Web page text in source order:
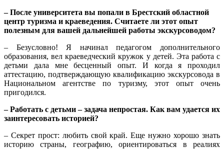
– После университета вы попали в Брестский областной
центр туризма и краеведения. Считаете ли этот опыт
полезным для вашей дальнейшей работы экскурсоводом?
– Безусловно! Я начинал педагогом дополнительного
образования, вел краеведческий кружок у детей. Эта работа с
детьми дала мне бесценный опыт. И когда я проходил
аттестацию, подтверждающую квалификацию экскурсовода в
Национальном агентстве по туризму, этот опыт очень
пригодился.
– Работать с детьми – задача непростая. Как вам удается их
заинтересовать историей?
– Секрет прост: любить свой край. Еще нужно хорошо знать
историю страны, географию, ориентироваться в реалиях